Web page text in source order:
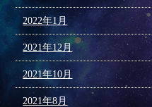
2022年1月
2021年12月
2021年10月
2021年8月